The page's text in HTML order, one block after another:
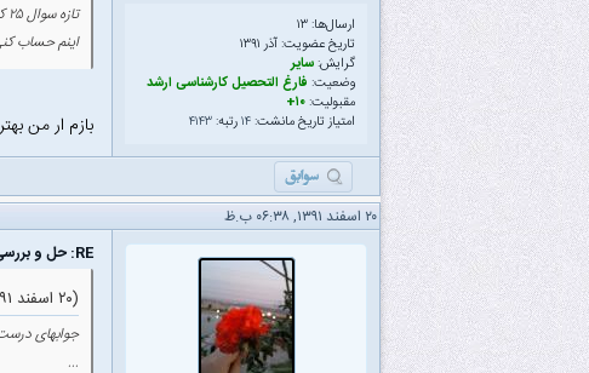
ارسال‌ها: ۱۳
تاریخ عضویت: آذر ۱۳۹۱
گرایش:سایر
وضعیت: فارغ التحصیل کارشناسی ارشد
مقبولیت:۱۰+
امتیاز تاریخ مانشت:۱۴رتبه:۴۱۴۳
تازه سوال ۲۵ که ماله معماریه رو هم بی دقتی کردم و غلط زدم.... اوونم اصلا تعداد ۵۵تا رو ندیدم و قشنگ برای خودم n گرفتم و میلش دادم به سمت بینهایت!!!!!
اینم حساب کنی فرقش ۴ تا سوال بود که میشه ۱۲% ........ تا حالا
بازم ار من
۲۰ اسفند ۱۳۹۱, ۰۶:۳۸ ب.ظ
RE: حل و بررسی سوالات مدارمنطقی دکتری ۹۲ گرایش معماری
(۲۰ اسفند ۱۳۹۱ ۰۴:۰۲ ب.ظ)
جوابهای
...